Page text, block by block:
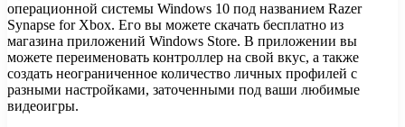
операционной системы Windows 10 под названием Razer
Synapse for Xbox. Его вы можете скачать бесплатно из
магазина приложений Windows Store. В приложении вы
можете переименовать контроллер на свой вкус, а также
создать неограниченное количество личных профилей с
разными настройками, заточенными под ваши любимые
видеоигры.